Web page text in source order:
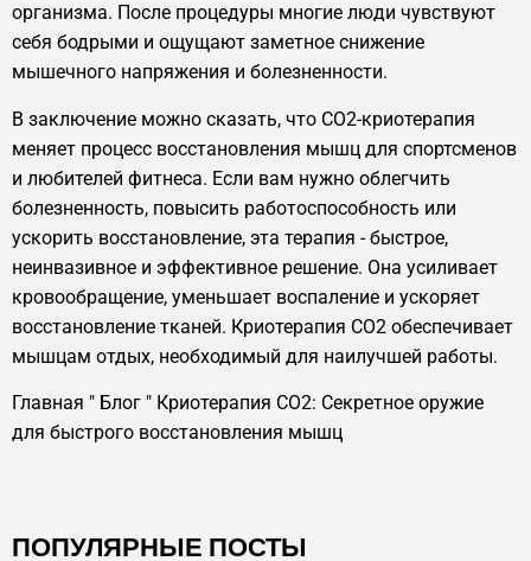
организма. После процедуры многие люди чувствуют
себя бодрыми и ощущают заметное снижение
мышечного напряжения и болезненности.
В заключение можно сказать, что CO2-криотерапия
меняет процесс восстановления мышц для спортсменов
и любителей фитнеса. Если вам нужно облегчить
болезненность, повысить работоспособность или
ускорить восстановление, эта терапия - быстрое,
неинвазивное и эффективное решение. Она усиливает
кровообращение, уменьшает воспаление и ускоряет
восстановление тканей. Криотерапия CO2 обеспечивает
мышцам отдых, необходимый для наилучшей работы.
Главная " Блог " Криотерапия CO2: Секретное оружие
для быстрого восстановления мышц
ПОПУЛЯРНЫЕ ПОСТЫ